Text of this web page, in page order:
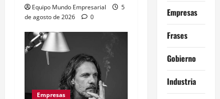
Equipo Mundo Empresarial
5
de agosto de 2026
0
Empresas
Empresas
Frases
Gobierno
Industria